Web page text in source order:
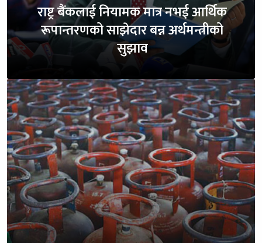
राष्ट्र बैंकलाई नियामक मात्र नभई आर्थिक
रूपान्तरणको साझेदार बन्न अर्थमन्त्रीको
सुझाव